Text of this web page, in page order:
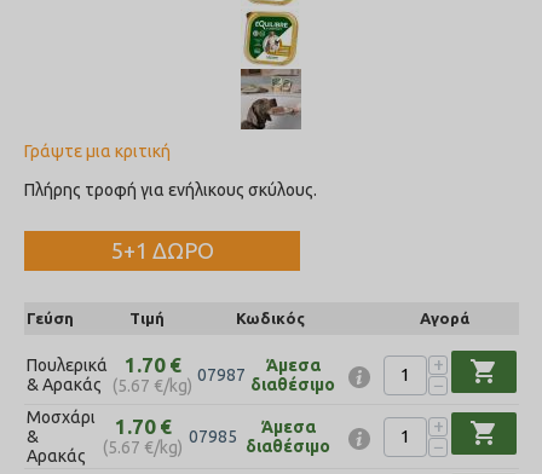
Γράψτε μια κριτική
Πλήρης τροφή για ενήλικους σκύλους.
5+1 ΔΩΡΟ
Γεύση Τιμή Κωδικός Αγορά
Πουλερικά
& Αρακάς
1.70 €
(5.67 €/kg)
07987
Άμεσα
διαθέσιμο
+
−
shopping_cart
Μοσχάρι
&
Αρακάς
1.70 €
(5.67 €/kg)
07985
Άμεσα
διαθέσιμο
+
−
shopping_cart